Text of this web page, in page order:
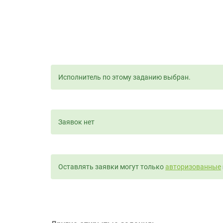
Исполнитель по этому заданию выбран.
Заявок нет
Оставлять заявки могут толькоавторизованные